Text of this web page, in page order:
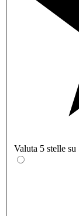
Valuta 5 stelle su